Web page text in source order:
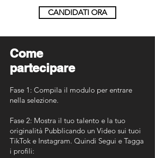
CANDIDATI ORA
Come
partecipare
Fase 1: Compila il modulo per entrare
nella selezione.
Fase 2: Mostra il tuo talento e la tuo
originalità Pubblicando un Video sui tuoi
TikTok e Instagram. Quindi Segui e Tagga
i profili: